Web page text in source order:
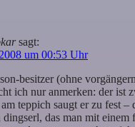
sagt:
um 00:53 Uhr
besitzer (ohne
ich nur anmerken: der ist
teppich saugt er zu fest –
das man mit einem